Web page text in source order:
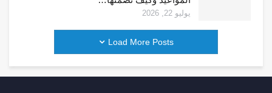
يوليو 22, 2026
Load More Posts